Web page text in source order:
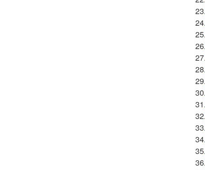
23.
24.
25.
26.
27.
28.
29.
30.
31.
32.
33.
34.
35.
36.